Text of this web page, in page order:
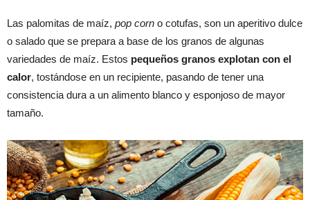
Las palomitas de maíz, pop corn o cotufas, son un aperitivo dulce
o salado que se prepara a base de los granos de algunas
variedades de maíz. Estos pequeños granos explotan con el
calor, tostándose en un recipiente, pasando de tener una
consistencia dura a un alimento blanco y esponjoso de mayor
tamaño.